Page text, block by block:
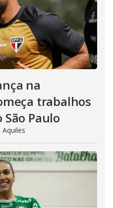
na
trabalhos
Paulo